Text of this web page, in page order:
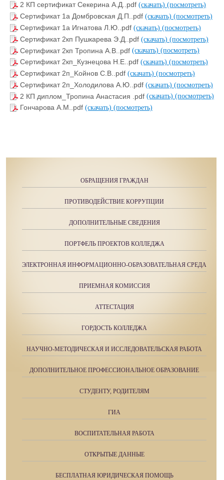
2 КП сертификат Секерина А.Д..pdf (скачать) (посмотреть)
Сертификат 1a Домбровская Д.П..pdf (скачать) (посмотреть)
Сертификат 1a Игнатова Л.Ю..pdf (скачать) (посмотреть)
Сертификат 2кп Пушкарева Э.Д..pdf (скачать) (посмотреть)
Сертификат 2кп Тропина А.В..pdf (скачать) (посмотреть)
Сертификат 2кп_Кузнецова Н.Е..pdf (скачать) (посмотреть)
Сертификат 2п_Kойнов С.В..pdf (скачать) (посмотреть)
Сертификат 2п_Холодилова А.Ю..pdf (скачать) (посмотреть)
2 КП диплом_Тропина Анастасия .pdf (скачать) (посмотреть)
Гончарова А.М..pdf (скачать) (посмотреть)
ОБРАЩЕНИЯ ГРАЖДАН
ПРОТИВОДЕЙСТВИЕ КОРРУПЦИИ
ДОПОЛНИТЕЛЬНЫЕ СВЕДЕНИЯ
ПОРТФЕЛЬ ПРОЕКТОВ КОЛЛЕДЖА
ЭЛЕКТРОННАЯ ИНФОРМАЦИОННО-ОБРАЗОВАТЕЛЬНАЯ СРЕДА
ПРИЕМНАЯ КОМИССИЯ
АТТЕСТАЦИЯ
ГОРДОСТЬ КОЛЛЕДЖА
НАУЧНО-МЕТОДИЧЕСКАЯ И ИССЛЕДОВАТЕЛЬСКАЯ РАБОТА
ДОПОЛНИТЕЛЬНОЕ ПРОФЕССИОНАЛЬНОЕ ОБРАЗОВАНИЕ
СТУДЕНТУ, РОДИТЕЛЯМ
ГИА
ВОСПИТАТЕЛЬНАЯ РАБОТА
ОТКРЫТЫЕ ДАННЫЕ
БЕСПЛАТНАЯ ЮРИДИЧЕСКАЯ ПОМОЩЬ